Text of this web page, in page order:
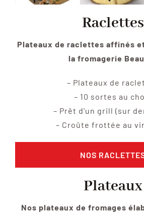
Raclettes
Plateaux de raclettes affinés
la fromagerie
– Plateaux de
– 10 sortes au
– Prêt d'un grill (sur
– Croûte frottée au
NOS
Plateaux
Nos plateaux de fromages